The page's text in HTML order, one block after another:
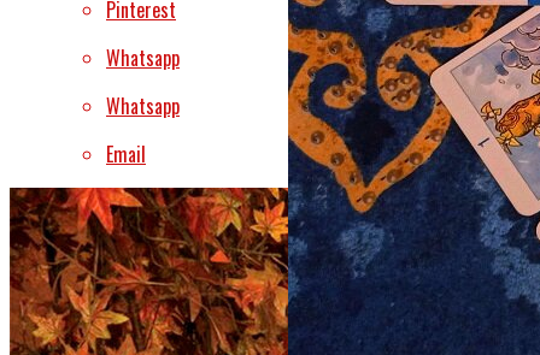
Pinterest
Whatsapp
Whatsapp
Email